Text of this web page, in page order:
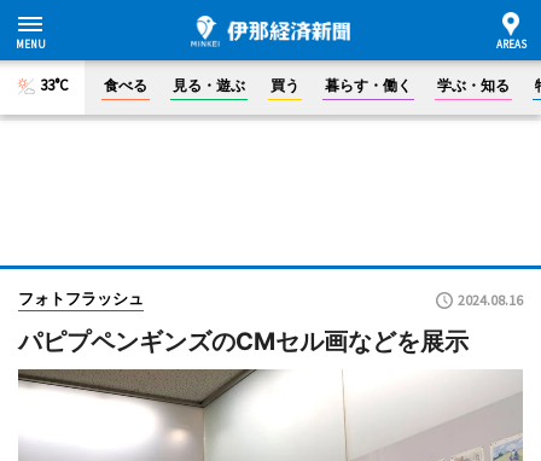
33°C 食べる 見る・遊ぶ 買う 暮らす・働く 学ぶ・知る
フォトフラッシュ 2024.08.16
パピプペンギンズのCMセル画などを展示